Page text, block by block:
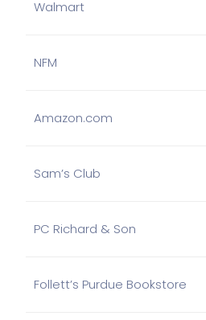
Walmart
NFM
Amazon.com
Sam’s Club
PC Richard & Son
Follett’s Purdue Bookstore